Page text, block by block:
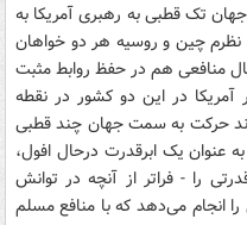
تک قطبی به رهبری آمریکا به
چین و روسیه هر دو خواهان
منافعی هم در حفظ روابط مثبت
آمریکا در این دو کشور در نقطه
حرکت به سمت جهان چند قطبی
عنوان یک ابرقدرت درحال افول،
را - فراتر از آنچه در توانش
انجام می‌دهد که با منافع مسلم